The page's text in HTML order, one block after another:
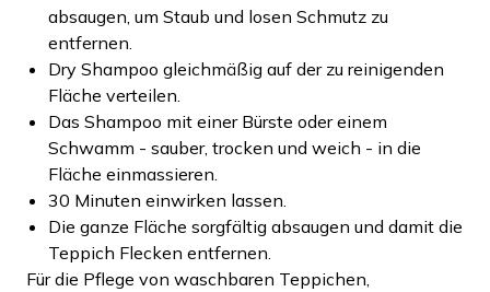
absaugen, um Staub und losen Schmutz zu
entfernen.
Dry Shampoo gleichmäßig auf der zu reinigenden
Fläche verteilen.
Das Shampoo mit einer Bürste oder einem
Schwamm - sauber, trocken und weich - in die
Fläche einmassieren.
30 Minuten einwirken lassen.
Die ganze Fläche sorgfältig absaugen und damit die
Teppich Flecken entfernen.
Für die Pflege von waschbaren Teppichen,